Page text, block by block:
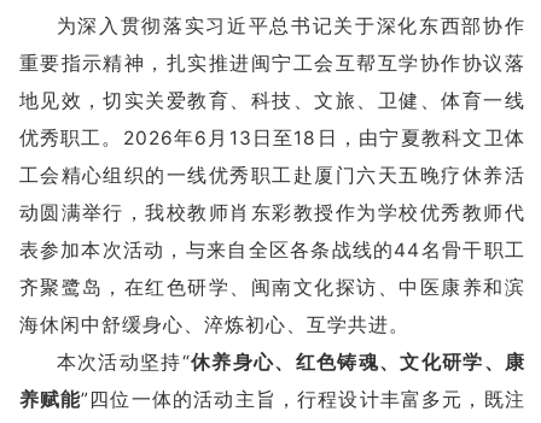
为深入贯彻落实习近平总书记关于深化东西部协作
重要指示精神，扎实推进闽宁工会互帮互学协作协议落
地见效，切实关爱教育、科技、文旅、卫健、体育一线
优秀职工。2026年6月13日至18日，由宁夏教科文卫体
工会精心组织的一线优秀职工赴厦门六天五晚疗休养活
动圆满举行，我校教师肖东彩教授作为学校优秀教师代
表参加本次活动，与来自全区各条战线的44名骨干职工
齐聚鹭岛，在红色研学、闽南文化探访、中医康养和滨
海休闲中舒缓身心、淬炼初心、互学共进。
本次活动坚持“休养身心、红色铸魂、文化研学、康
养赋能”四位一体的活动主旨，行程设计丰富多元，既注